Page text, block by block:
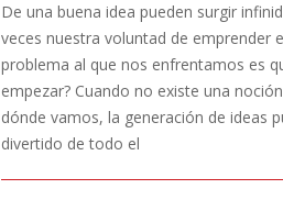
29
De una buena idea pueden surgir
veces nuestra voluntad de emprender
problema al que nos enfrentamos es
empezar? Cuando no existe una
dónde vamos, la generación de ideas
divertido de todo el